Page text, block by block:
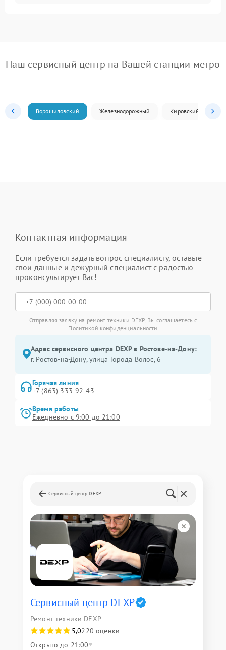
Наш сервисный центр на Вашей станции метро
Ворошиловский Железнодорожный Кировский
Контактная информация
Если требуется задать вопрос специалисту, оставьте
свои данные и дежурный специалист с радостью
проконсультирует Вас!
Отправляя заявку на ремонт техники DEXP, Вы соглашаетесь с
Политикой конфиденциальности
Адрес сервисного центра DEXP в Ростове-на-Дону:
г. Ростов-на-Дону, улица Города Волос, 6
Горячая линия
+7 (863) 333-92-43
Время работы
Ежедневно с 9:00 до 21:00
Сервисный центр DEXP
Сервисный центр DEXP
Ремонт техники DEXP
5,0220 оценки
Открыто до 21:00